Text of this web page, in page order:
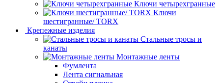
Ключи четырехгранные
Ключи
шестигранные/ TORX
Крепежные изделия
Стальные тросы и
канаты
Монтажные ленты
Фумлента
Лента сигнальная